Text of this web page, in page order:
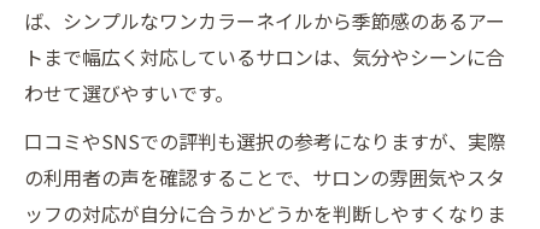
ば、シンプルなワンカラーネイルから季節感のあるアー
トまで幅広く対応しているサロンは、気分やシーンに合
わせて選びやすいです。
口コミやSNSでの評判も選択の参考になりますが、実際
の利用者の声を確認することで、サロンの雰囲気やスタ
ッフの対応が自分に合うかどうかを判断しやすくなりま